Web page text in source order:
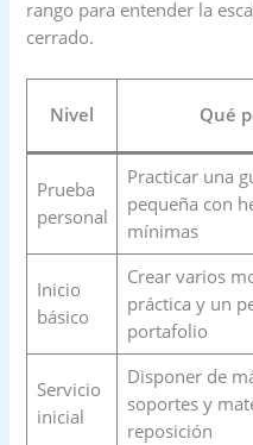
rango para entender la
cerrado.
Nivel Qué
Prueba
personal
Practicar una
pequeña con
mínimas
Inicio
básico
Crear varios
práctica y un
portafolio
Servicio
inicial
Disponer de
soportes y
reposición